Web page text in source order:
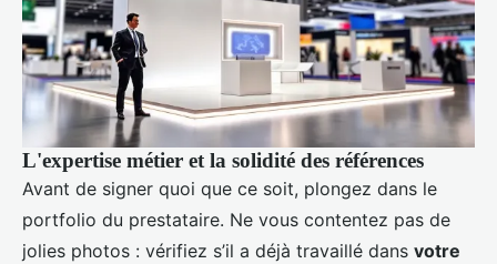
L'expertise métier et la solidité des références
Avant de signer quoi que ce soit, plongez dans le
portfolio du prestataire. Ne vous contentez pas de
jolies photos : vérifiez s’il a déjà travaillé dans votre